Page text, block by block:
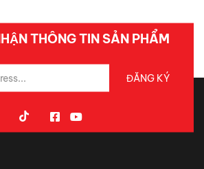
THÔNG TIN SẢN PHẨM